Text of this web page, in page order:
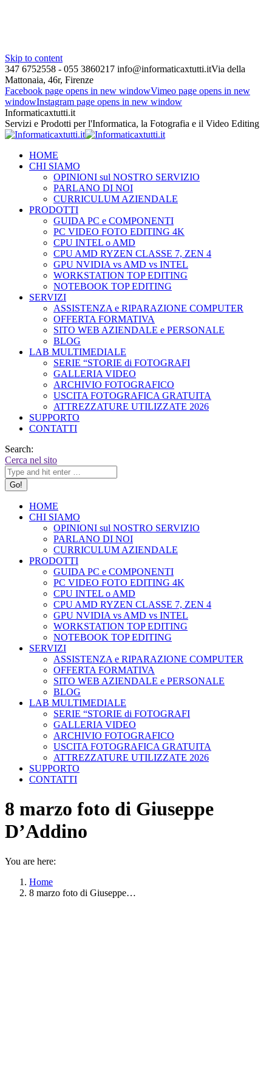
Skip to content
347 6752558 - 055 3860217 info@informaticaxtutti.itVia della
Mattonaia, 46r, Firenze
Facebook page opens in new windowVimeo page opens in new
windowInstagram page opens in new window
Informaticaxtutti.it
Servizi e Prodotti per l'Informatica, la Fotografia e il Video Editing
HOME
CHI SIAMO
OPINIONI sul NOSTRO SERVIZIO
PARLANO DI NOI
CURRICULUM AZIENDALE
PRODOTTI
GUIDA PC e COMPONENTI
PC VIDEO FOTO EDITING 4K
CPU INTEL o AMD
CPU AMD RYZEN CLASSE 7, ZEN 4
GPU NVIDIA vs AMD vs INTEL
WORKSTATION TOP EDITING
NOTEBOOK TOP EDITING
SERVIZI
ASSISTENZA e RIPARAZIONE COMPUTER
OFFERTA FORMATIVA
SITO WEB AZIENDALE e PERSONALE
BLOG
LAB MULTIMEDIALE
SERIE “STORIE di FOTOGRAFI
GALLERIA VIDEO
ARCHIVIO FOTOGRAFICO
USCITA FOTOGRAFICA GRATUITA
ATTREZZATURE UTILIZZATE 2026
SUPPORTO
CONTATTI
Search:
Cerca nel sito
HOME
CHI SIAMO
OPINIONI sul NOSTRO SERVIZIO
PARLANO DI NOI
CURRICULUM AZIENDALE
PRODOTTI
GUIDA PC e COMPONENTI
PC VIDEO FOTO EDITING 4K
CPU INTEL o AMD
CPU AMD RYZEN CLASSE 7, ZEN 4
GPU NVIDIA vs AMD vs INTEL
WORKSTATION TOP EDITING
NOTEBOOK TOP EDITING
SERVIZI
ASSISTENZA e RIPARAZIONE COMPUTER
OFFERTA FORMATIVA
SITO WEB AZIENDALE e PERSONALE
BLOG
LAB MULTIMEDIALE
SERIE “STORIE di FOTOGRAFI
GALLERIA VIDEO
ARCHIVIO FOTOGRAFICO
USCITA FOTOGRAFICA GRATUITA
ATTREZZATURE UTILIZZATE 2026
SUPPORTO
CONTATTI
8 marzo foto di Giuseppe
D’Addino
You are here:
Home
8 marzo foto di Giuseppe…